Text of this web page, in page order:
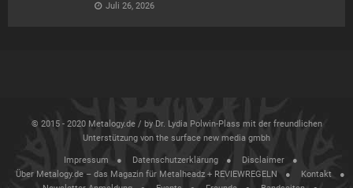
Juli 26, 2026
© 2015 - 2020 Metalogy.de / by Dr. Lydia Polwin-Plass mit der freundlichen
Unterstützung von the surface new media gmbh
Impressum Datenschutzerklärung
Disclaimer
Über Metalogy.de – das Magazin für Metalheadz + REVIEWREGELN
Kontakt